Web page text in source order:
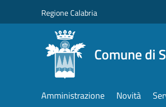
Regione Calabria
Comune di
Amministrazione Novità